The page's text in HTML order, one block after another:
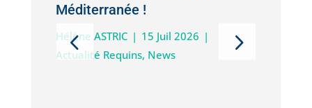
Méditerranée !
Hélène ASTRIC | 15 Juil 2026 |
Actualité Requins, News